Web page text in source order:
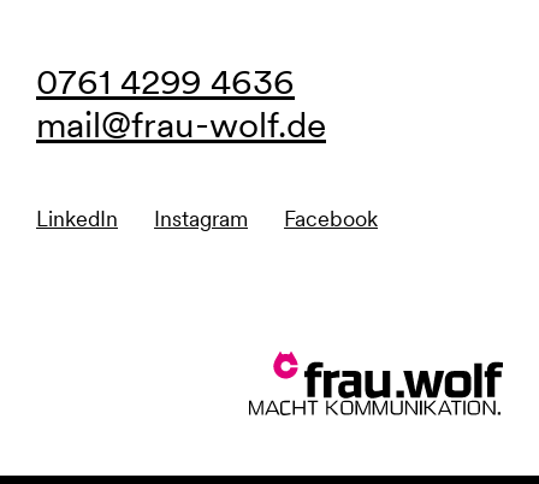
0761 4299 4636
mail@frau-wolf.de
LinkedIn Instagram Facebook